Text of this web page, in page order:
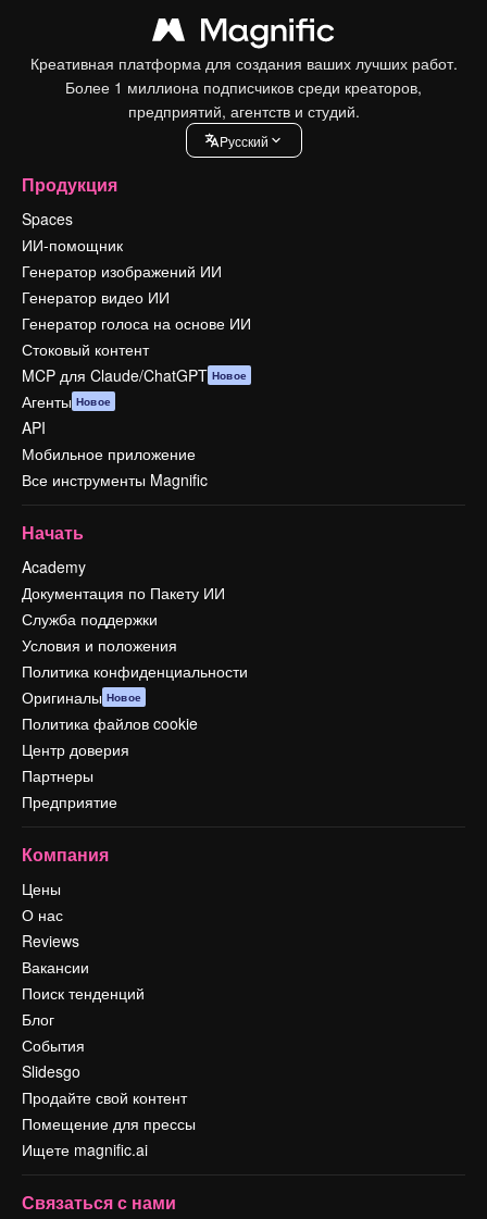
Креативная платформа для создания ваших лучших работ.
Более 1 миллиона подписчиков среди креаторов,
предприятий, агентств и студий.
Pусский
Продукция
Spaces
ИИ-помощник
Генератор изображений ИИ
Генератор видео ИИ
Генератор голоса на основе ИИ
Стоковый контент
MCP для Claude/ChatGPT Новое
Агенты Новое
API
Мобильное приложение
Все инструменты Magnific
Начать
Academy
Документация по Пакету ИИ
Служба поддержки
Условия и положения
Политика конфиденциальности
Оригиналы Новое
Политика файлов cookie
Центр доверия
Партнеры
Предприятие
Компания
Цены
О нас
Reviews
Вакансии
Поиск тенденций
Блог
События
Slidesgo
Продайте свой контент
Помещение для прессы
Ищете magnific.ai
Связаться с нами